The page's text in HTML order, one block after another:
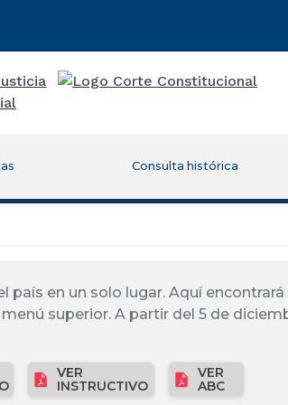
Consulta histórica
en un solo lugar. Aquí
superior. A partir del 5 de
VER
INSTRUCTIVO
VER
ABC